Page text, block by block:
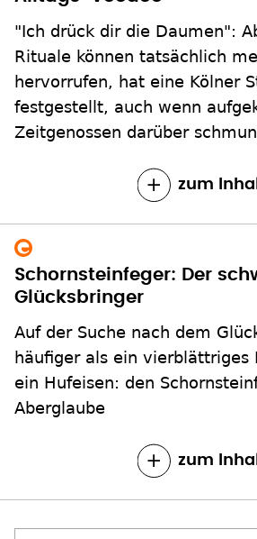
"Ich drück dir die Daumen":
Rituale können tatsächlich
hervorrufen, hat eine Kölner
festgestellt, auch wenn
Zeitgenossen darüber
zum
Schornsteinfeger: Der
Glücksbringer
Auf der Suche nach dem
häufiger als ein vierblättriges
ein Hufeisen: den
Aberglaube
zum